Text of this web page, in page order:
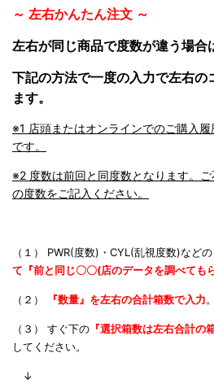
～ 左右かんたん注文 ～
左右が同じ商品で度数が違う場合
下記の方法で一度の入力で左右の
ます。
※1 店頭またはオンラインでのご購入
です。
※2 度数は前回と同度数となります。
の度数をご記入ください。
（１） PWR(度数)・CYL(乱視度数)など
て『前と同じ〇〇(店のデータを調べても
（２） 『数量』を左右の合計箱数で入力。
（３） すぐ下の 『選択箱数は左右合計の
してください。
↓